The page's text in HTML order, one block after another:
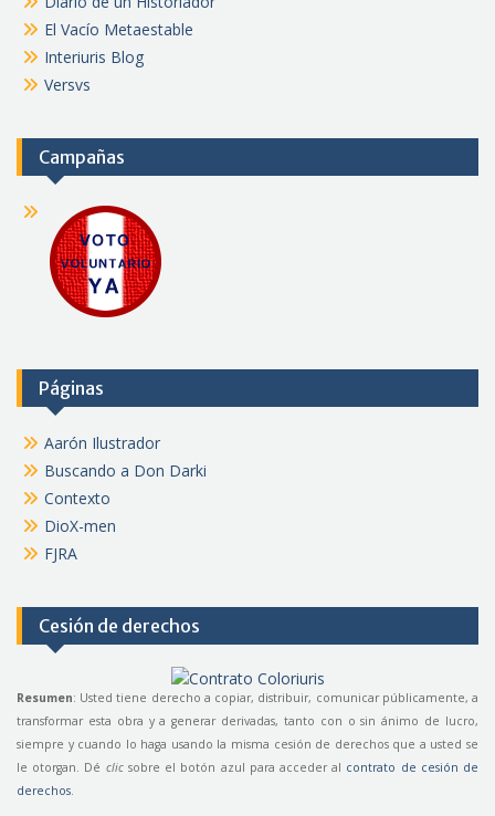
El Vacío Metaestable
Interiuris Blog
Versvs
Campañas
Páginas
Aarón Ilustrador
Buscando a Don Darki
Contexto
DioX-men
FJRA
Cesión de derechos
Resumen: Usted tiene derecho a copiar, distribuir, comunicar públicamente, a
transformar esta obra y a generar derivadas, tanto con o sin ánimo de lucro,
siempre y cuando lo haga usando la misma cesión de derechos que a usted se
le otorgan. Dé clicsobre el botón azul para acceder al contrato de cesión de
derechos